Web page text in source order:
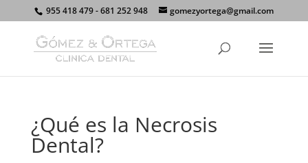
955 418 479 - 681 252 948 gomezyortega@gmail.com
¿Qué es la Necrosis
Dental?